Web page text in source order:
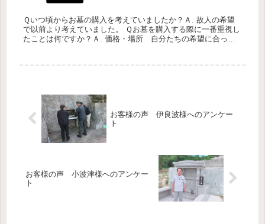
Ｑいつ頃からお墓の購入を考えていましたか？Ａ. 故人の希望
で以前より考えていました。 Ｑお墓を購入する際に一番重視し
たことは何ですか？Ａ. 価格・場所 自分たちの希望に合って
お客様の声 伊良波様へのアンケー
ト
お客様の声 小波津様へのアンケー
ト